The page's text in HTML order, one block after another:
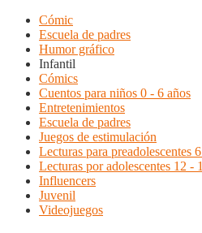
Cómic
Escuela de padres
Humor gráfico
Infantil
Cómics
Cuentos para niños 0 - 6 años
Entretenimientos
Escuela de padres
Juegos de estimulación
Lecturas para preadolescentes
Lecturas por adolescentes 12 -
Influencers
Juvenil
Videojuegos